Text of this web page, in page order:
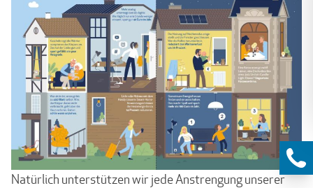
Natürlich unterstützen wir jede Anstrengung unserer